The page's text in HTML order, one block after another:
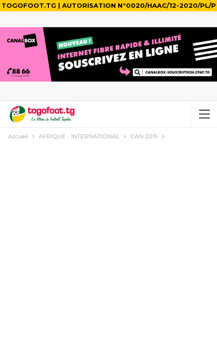
TOGOFOOT.TG | AUTORISATION N°0020/HAAC/12-2020/PL/P
Accueil AFRIQUE - INTERNATIONAL CAN 2019